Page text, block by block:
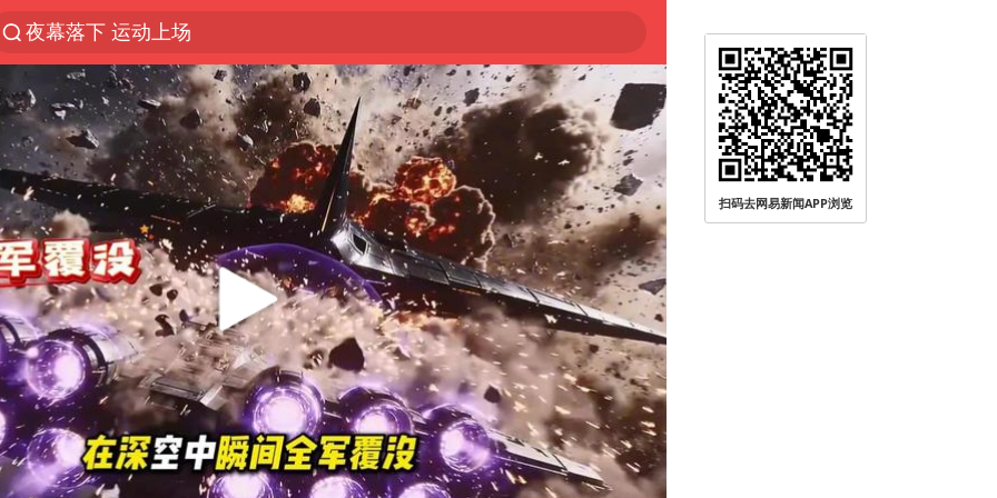
夜幕落下 运动上场
1岁宝宝碰坏纸巾盒 宝妈被索赔924元
台风白海豚环流面积近似13个浙江
Meta被判支付5.67亿美元
台风白海豚逼近 暴雨大暴雨来袭
47岁妈妈突然产女 26岁女儿：很震惊
OpenAI为免费用户升级GPT-5.6 Luna
日本广岛民众举行游行反对政府行径
实探山东最热的“中国蔬菜之乡”
女子开一天一夜空调后二氧化碳中毒
台风白海豚最新路径研判来了
扫码去网易新闻APP浏览